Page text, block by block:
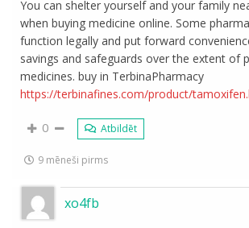
You can shelter yourself and your family
when buying medicine online. Some
function legally and put forward
savings and safeguards over the extent of
medicines. buy in TerbinaPharmacy
https://terbinafines.com/product/
0 Atbildēt
9 mēneši pirms
xo4fb